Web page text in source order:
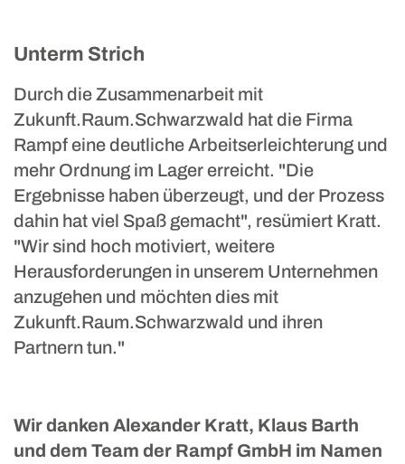
Unterm Strich
Durch die Zusammenarbeit mit
Zukunft.Raum.Schwarzwald hat die Firma
Rampf eine deutliche Arbeitserleichterung und
mehr Ordnung im Lager erreicht. "Die
Ergebnisse haben überzeugt, und der Prozess
dahin hat viel Spaß gemacht", resümiert Kratt.
"Wir sind hoch motiviert, weitere
Herausforderungen in unserem Unternehmen
anzugehen und möchten dies mit
Zukunft.Raum.Schwarzwald und ihren
Partnern tun."
Wir danken Alexander Kratt, Klaus Barth
und dem Team der Rampf GmbH im Namen